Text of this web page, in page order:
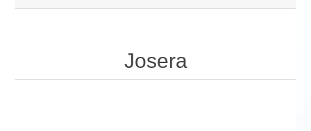
Josera